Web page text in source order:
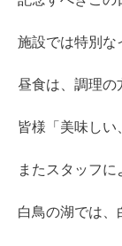
施設では特別な
昼食は、調理の
皆様「美味しい
またスタッフ
白鳥の湖では、